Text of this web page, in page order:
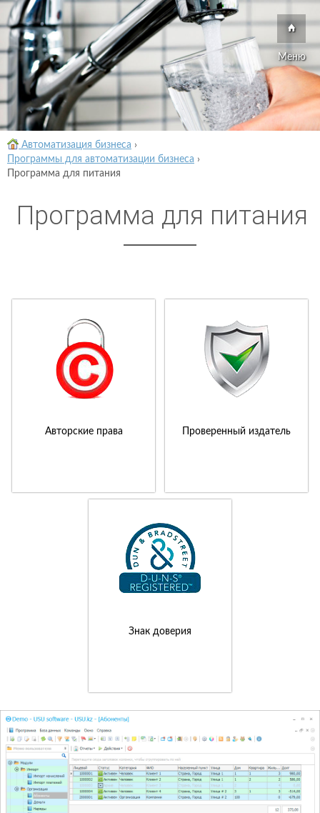
Меню
Автоматизация бизнеса ›
Программы для автоматизации бизнеса ›
Программа для питания
Программа для питания
Авторские права Проверенный издатель
Знак доверия